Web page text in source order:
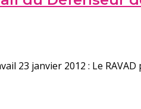
23 janvier 2012 : Le